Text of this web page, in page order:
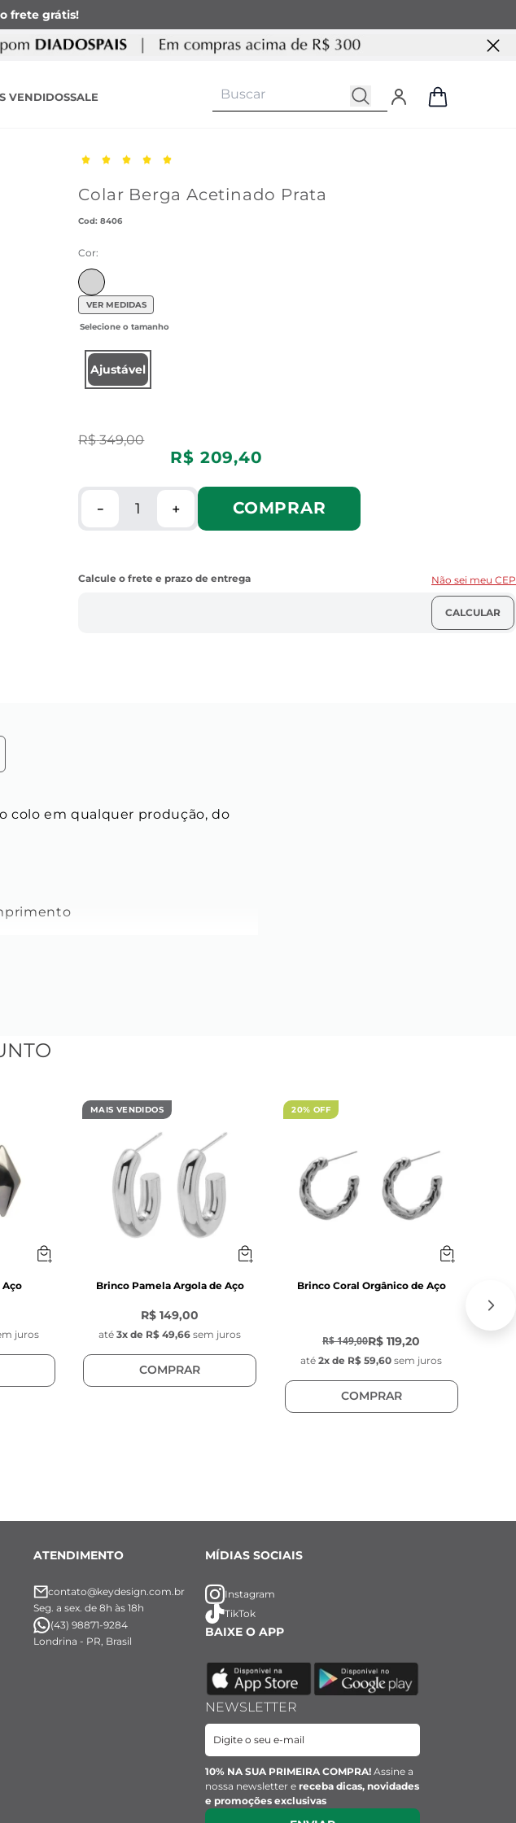
frete grátis!
VENDIDOSSALE
Colar Berga Acetinado Prata
:8406
Cor:
VER MEDIDAS
Ajustável
R$ 349,00
R$ 209,40
＋
－ COMPRAR
Não sei meu CEP
colo em qualquer produção, do
do pingente
Aço
juros
MAIS VENDIDOS
Brinco Pamela Argola de Aço
R$ 149,00
até 3x de R$ 49,66 sem juros
COMPRAR
20% OFF
Brinco Coral Orgânico de Aço
R$ 149,00R$ 119,20
até 2x de R$ 59,60 sem juros
COMPRAR
ATENDIMENTO
contato@keydesign.com.br
Seg. a sex. de 8h às 18h
(43) 98871-9284
Londrina - PR, Brasil
MÍDIAS SOCIAIS
Instagram
TikTok
BAIXE O APP
NEWSLETTER
10% NA SUA PRIMEIRA COMPRA! Assine a
nossa newsletter e receba dicas, novidades
e promoções exclusivas